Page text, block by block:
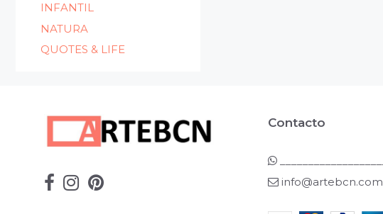
INFANTIL
NATURA
QUOTES & LIFE
Contacto
info@artebcn.com